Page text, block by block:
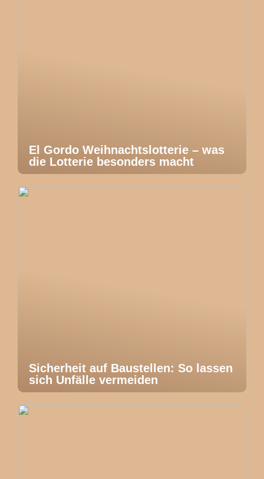
El Gordo Weihnachtslotterie – was
die Lotterie besonders macht
Sicherheit auf Baustellen: So lassen
sich Unfälle vermeiden